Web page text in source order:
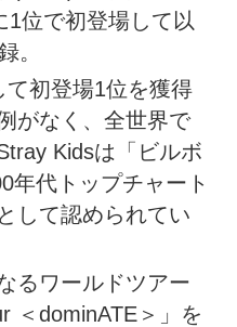
1位で初登場して以
。
初登場1位を獲得
がなく、全世界で
Kidsは「ビルボ
年代トップチャート
して認められてい
るワールドツアー
＜dominATE＞」を